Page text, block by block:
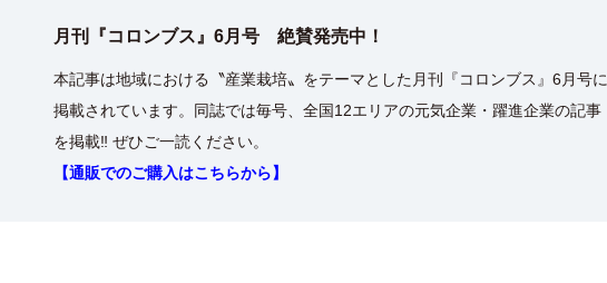
月刊『コロンブス』6月号 絶賛発売中！
本記事は地域における〝産業栽培〟をテーマとした月刊『コロンブス』6月号に
掲載されています。同誌では毎号、全国12エリアの元気企業・躍進企業の記事
を掲載‼ ぜひご一読ください。
【通販でのご購入はこちらから】